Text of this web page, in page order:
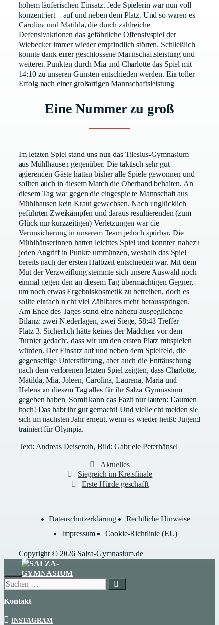
hohem läuferischen Einsatz. Jede Spielerin war nun voll
konzentriert – auf und neben dem Platz. Und so waren es
Carolina und Matilda, die durch zahlreiche
Defensivaktionen das gefährliche Offensivspiel der
Wiebecker immer wieder empfindlich störten. Schließlich
konnte dank einer geschlossene Mannschaftsleistung und
weiteren Punkten durch Mia und Charlotte das Spiel mit
14:10 zu unseren Gunsten entschieden werden. Ein toller
Erfolg nach einer großartigen Mannschaftsleistung.
Eine Nummer zu groß
Im letzten Spiel stand uns nun das Tilesius-Gymnasium
aus Mühlhausen gegenüber. Die taktisch sehr gut
agierenden Gäste hatten bisher alle Spiele gewonnen und
sollten auch in diesem Match die Oberhand behalten. An
diesem Tag war gegen die eingespielte Mannschaft aus
Mühlhausen kein Kraut gewachsen. Nach unglücklich
geführten Zweikämpfen und daraus resultierenden (zum
Glück nur kurzzeitigen) Verletzungen war die
Verunsicherung in unserem Team jedoch spürbar. Die
Mühlhäuserinnen hatten leichtes Spiel und konnten nahezu
jeden Angriff in Punkte ummünzen, weshalb das Spiel
bereits nach der ersten Halbzeit entschieden war. Mit dem
Mut der Verzweiflung stemmte sich unsere Auswahl noch
einmal gegen den an diesem Tag übermächtigen Gegner,
um noch etwas Ergebniskosmetik zu betreiben, doch es
sollte einfach nicht viel Zählbares mehr herausspringen.
Am Ende des Tages stand eine nahezu ausgeglichene
Bilanz: zwei Niederlagen, zwei Siege, 58:48 Treffer –
Platz 3. Sicherlich hätte keines der Mädchen vor dem
Turnier gedacht, dass wir um den ersten Platz mitspielen
würden. Der Einsatz auf und neben dem Spielfeld, die
gegenseitige Unterstützung, aber auch die Enttäuschung
nach dem verlorenen letzten Spiel zeigten, dass Charlotte,
Matilda, Mia, Joleen, Carolina, Laurena, Maria und
Helena an diesem Tag alles für ihr Salza-Gymnasium
gegeben haben. Somit kann das Fazit nur lauten: Daumen
hoch! Das habt ihr gut gemacht! Und vielleicht melden sie
sich im nächsten Jahr erneut, wenn es wieder heißt: Jugend
trainiert für Olympia.
Text: Andreas Deiseroth, Bild: Gabriele Peterhänsel
Kategorien
Aktuelles
Siegreich im Kreisfinale
Erste Hürde geschafft
Datenschutzerklärung
Rechtliche Hinweise
Impressum
Cookie-Richtlinie (EU)
Copyright © 2026 Salza-Gymnasium.de
SCHLIESSEN
Suchen
nach:
Kontakt
INSTAGRAM